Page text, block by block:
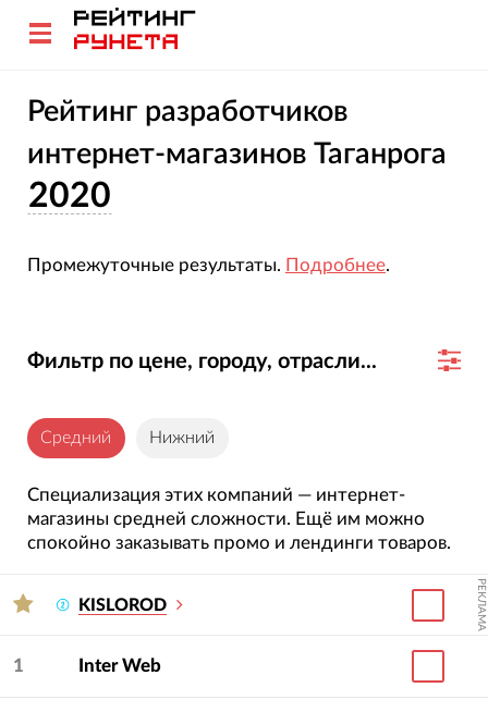
Рейтинг разработчиков
интернет-магазинов Таганрога
2020
Промежуточные результаты. Подробнее.
Фильтр по цене, городу, отрасли...
Средний Нижний
Специализация этих компаний — интернет-
магазины средней сложности. Ещё им можно
спокойно заказывать промо и лендинги товаров.
KISLOROD РЕКЛАМА
1 Inter Web